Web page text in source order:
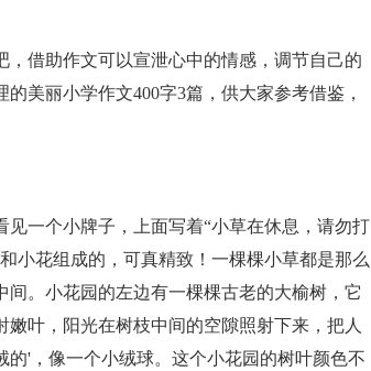
借助作文可以宣泄心中的情感，调节自己的
美丽小学作文400字3篇，供大家参考借鉴，
一个小牌子，上面写着“小草在休息，请勿打
小花组成的，可真精致！一棵棵小草都是那么
。小花园的左边有一棵棵古老的大榆树，它
叶，阳光在树枝中间的空隙照射下来，把人
'，像一个小绒球。这个小花园的树叶颜色不